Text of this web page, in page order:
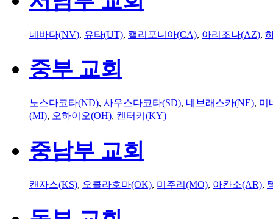
네바다(NV), 유타(UT), 캘리포니아(CA), 아리조나(AZ),
중부 교회
노스다코타(ND), 사우스다코타(SD), 네브래스카(NE), 미
(MI), 오하이오(OH), 켄터키(KY)
중남부 교회
캔자스(KS), 오클라호마(OK), 미주리(MO), 아칸소(AR),